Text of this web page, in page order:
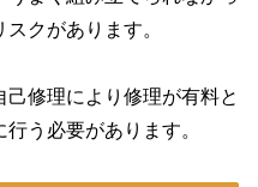
クがあります。
修理により修理が有料と
う必要があります。